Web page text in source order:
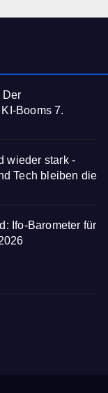
Der
Booms 7.
wieder stark -
Tech bleiben die
Ifo-Barometer für